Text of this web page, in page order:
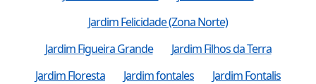
Jardim Felicidade (Zona Norte)
Jardim Figueira Grande
Jardim Filhos da Terra
Jardim Floresta
Jardim fontales
Jardim Fontalis